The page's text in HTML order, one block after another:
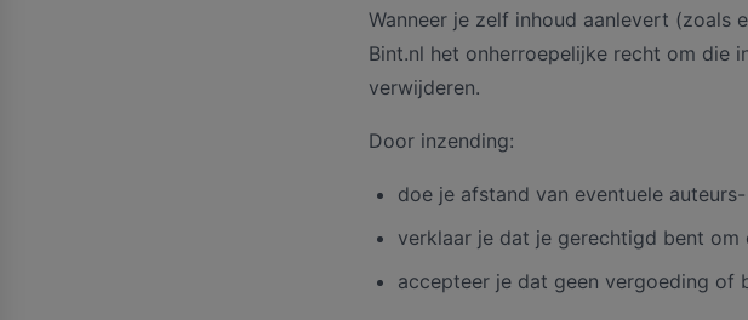
Wanneer je zelf inhoud aanlevert (zoals
Bint.nl het onherroepelijke recht om die
verwijderen.
Door inzending:
doe je afstand van eventuele
verklaar je dat je gerechtigd bent om
accepteer je dat geen vergoeding of